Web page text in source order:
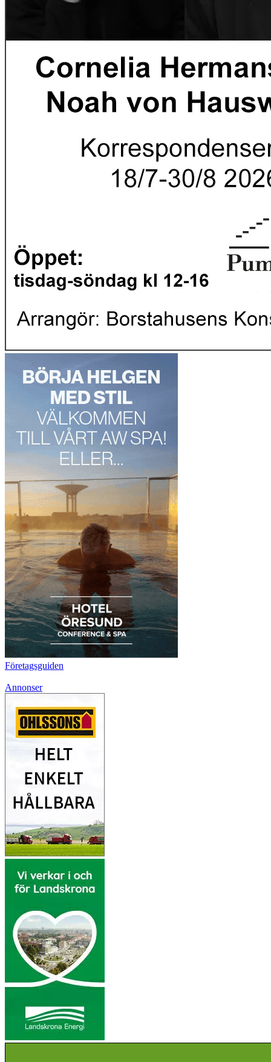
Företagsguiden
Annonser